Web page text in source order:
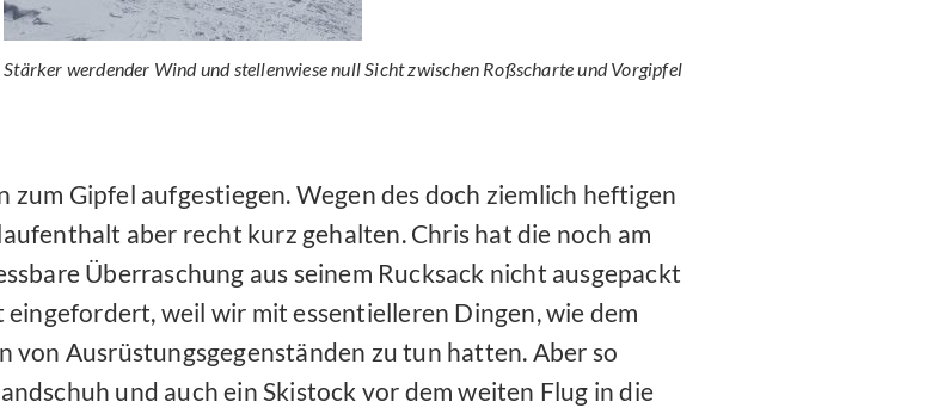
Stärker werdender Wind und stellenwiese null Sicht zwischen Roßscharte und Vorgipfel
zum Gipfel aufgestiegen. Wegen des doch ziemlich heftigen
aber recht kurz gehalten. Chris hat die noch am
Überraschung aus seinem Rucksack nicht ausgepackt
weil wir mit essentielleren Dingen, wie dem
von Ausrüstungsgegenständen zu tun hatten. Aber so
und auch ein Skistock vor dem weiten Flug in die